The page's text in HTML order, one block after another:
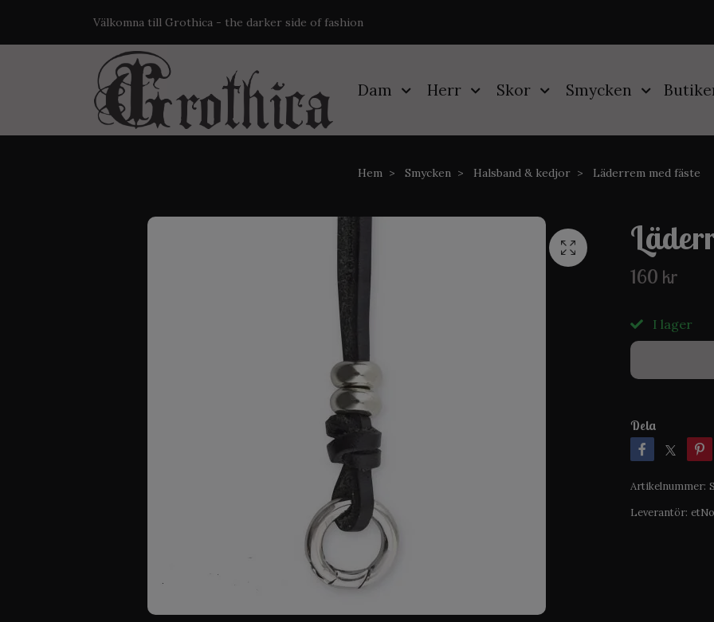
Välkomna till Grothica - the darker side of fashion
Dam Herr Skor Smycken
Hem Smycken Halsband & kedjor Läderrem med fäste
160 kr
I lager
Dela
Artikelnummer:
Leverantör: